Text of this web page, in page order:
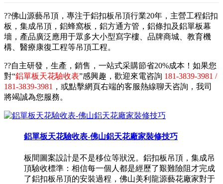
??佛山源藝吊頂，專注于鋁扣板吊頂行業20年，主營工程鋁扣
板，集成吊頂，鋁蜂窩板，鋁方通方管，鋁條扣及鋁單板幕
墻，產品廣泛應用于眾多大小型寫字樓、品牌商城、教育機
構、醫療康復工程等吊頂工程。
??自主研發，生產，銷售，一站式采購節省20%成本！如果您
對“鋁單板天花驗收表”感興趣，歡迎來電咨詢 181-3839-3981 /
181-3839-3981 ，或點擊網頁右端的客服熱線聊天咨詢，我司
將竭誠為您服務。
鋁單板天花驗收表-佛山鋁天花廠家裝修技巧
板間圖案設計是不是移位等狀況。鋁扣板吊頂，集成吊
頂驗收標準：相信每一個人都是經歷了艱難險阻才完成
了鋁扣板吊頂的安裝過程，佛山美利龍源藝花廠家對于